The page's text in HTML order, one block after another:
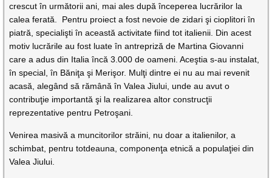
crescut în următorii ani, mai ales după începerea lucrărilor la
calea ferată. Pentru proiect a fost nevoie de zidari şi cioplitori în
piatră, specialişti în această activitate fiind tot italienii. Din acest
motiv lucrările au fost luate în antrepriză de Martina Giovanni
care a adus din Italia încă 3.000 de oameni. Aceştia s-au instalat,
în special, în Băniţa şi Merişor. Mulţi dintre ei nu au mai revenit
acasă, alegând să rămână în Valea Jiului, unde au avut o
contribuţie importantă şi la realizarea altor construcţii
reprezentative pentru Petroşani.
Venirea masivă a muncitorilor străini, nu doar a italienilor, a
schimbat, pentru totdeauna, componenţa etnică a populaţiei din
Valea Jiului.